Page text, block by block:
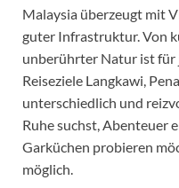
Malaysia überzeugt mit
guter Infrastruktur. Von
unberührter Natur ist für
Reiseziele Langkawi,
unterschiedlich und
Ruhe suchst, Abenteuer
Garküchen probieren
möglich.